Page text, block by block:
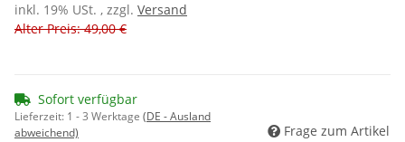
inkl. 19% USt. , zzgl. Versand
Alter Preis: 49,00 €
Sofort verfügbar
Lieferzeit: 1 - 3 Werktage (DE - Ausland
abweichend)
Frage zum Artikel